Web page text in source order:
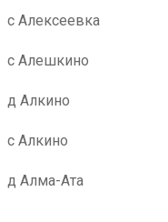
с Алексеевка
с Алешкино
д Алкино
с Алкино
д Алма-Ата